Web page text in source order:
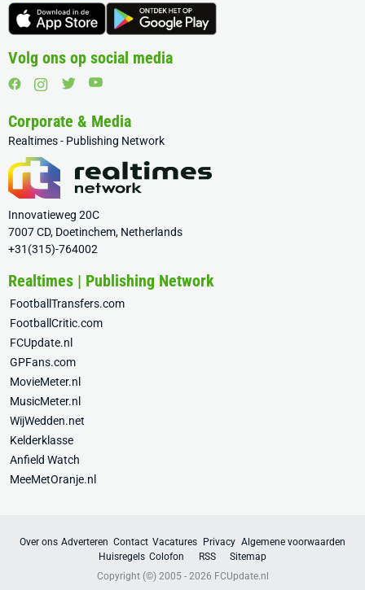
Volg ons op social media
Corporate & Media
Realtimes - Publishing Network
Innovatieweg 20C
7007 CD, Doetinchem, Netherlands
+31(315)-764002
Realtimes | Publishing Network
FootballTransfers.com
FootballCritic.com
FCUpdate.nl
GPFans.com
MovieMeter.nl
MusicMeter.nl
WijWedden.net
Kelderklasse
Anfield Watch
MeeMetOranje.nl
Over ons Adverteren Contact Vacatures Privacy Algemene voorwaarden
Huisregels Colofon RSS
Sitemap
Copyright (©) 2005 - 2026 FCUpdate.nl